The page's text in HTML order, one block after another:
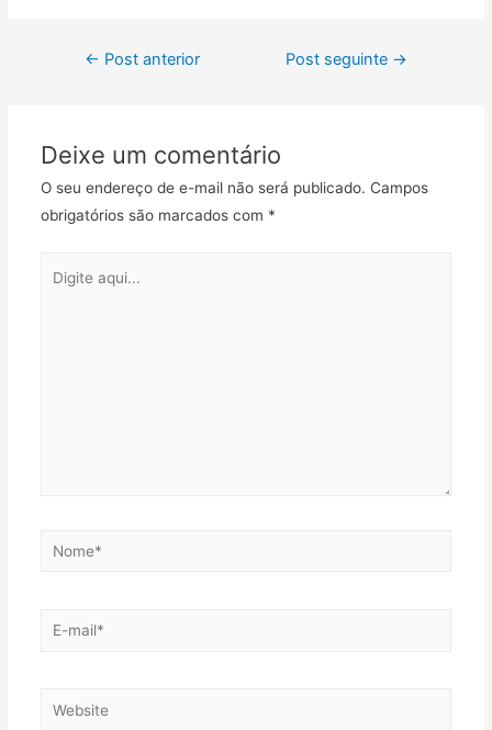
← Post anterior Post seguinte →
Deixe um comentário
O seu endereço de e-mail não será publicado. Campos
obrigatórios são marcados com *